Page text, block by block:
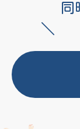
＼
同